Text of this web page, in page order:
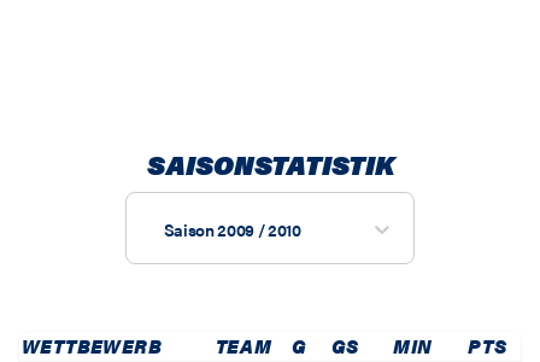
SAISONSTATISTIK
Saison 2009 / 2010
WETTBEWERB TEAM G GS MIN PTS